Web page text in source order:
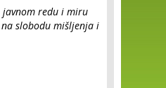
javnom redu i miru
slobodu mišljenja i